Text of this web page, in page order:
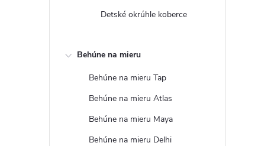
Detské okrúhle koberce
Behúne na mieru
Behúne na mieru Tap
Behúne na mieru Atlas
Behúne na mieru Maya
Behúne na mieru Delhi